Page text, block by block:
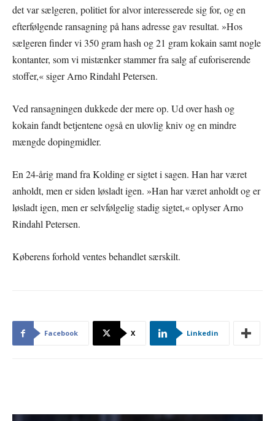
det var sælgeren, politiet for alvor interesserede sig for, og en
efterfølgende ransagning på hans adresse gav resultat. »Hos
sælgeren finder vi 350 gram hash og 21 gram kokain samt nogle
kontanter, som vi mistænker stammer fra salg af euforiserende
stoffer,« siger Arno Rindahl Petersen.
Ved ransagningen dukkede der mere op. Ud over hash og
kokain fandt betjentene også en ulovlig kniv og en mindre
mængde dopingmidler.
En 24-årig mand fra Kolding er sigtet i sagen. Han har været
anholdt, men er siden løsladt igen. »Han har været anholdt og er
løsladt igen, men er selvfølgelig stadig sigtet,« oplyser Arno
Rindahl Petersen.
Køberens forhold ventes behandlet særskilt.
Facebook X Linkedin